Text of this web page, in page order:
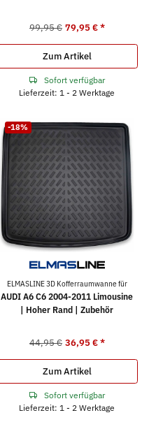
99,95 € 79,95 €*
Zum Artikel
Sofort verfügbar
Lieferzeit: 1 - 2 Werktage
-18%
ELMASLINE 3D Kofferraumwanne für
AUDI A6 C6 2004-2011 Limousine
| Hoher Rand | Zubehör
44,95 € 36,95 €*
Zum Artikel
Sofort verfügbar
Lieferzeit: 1 - 2 Werktage